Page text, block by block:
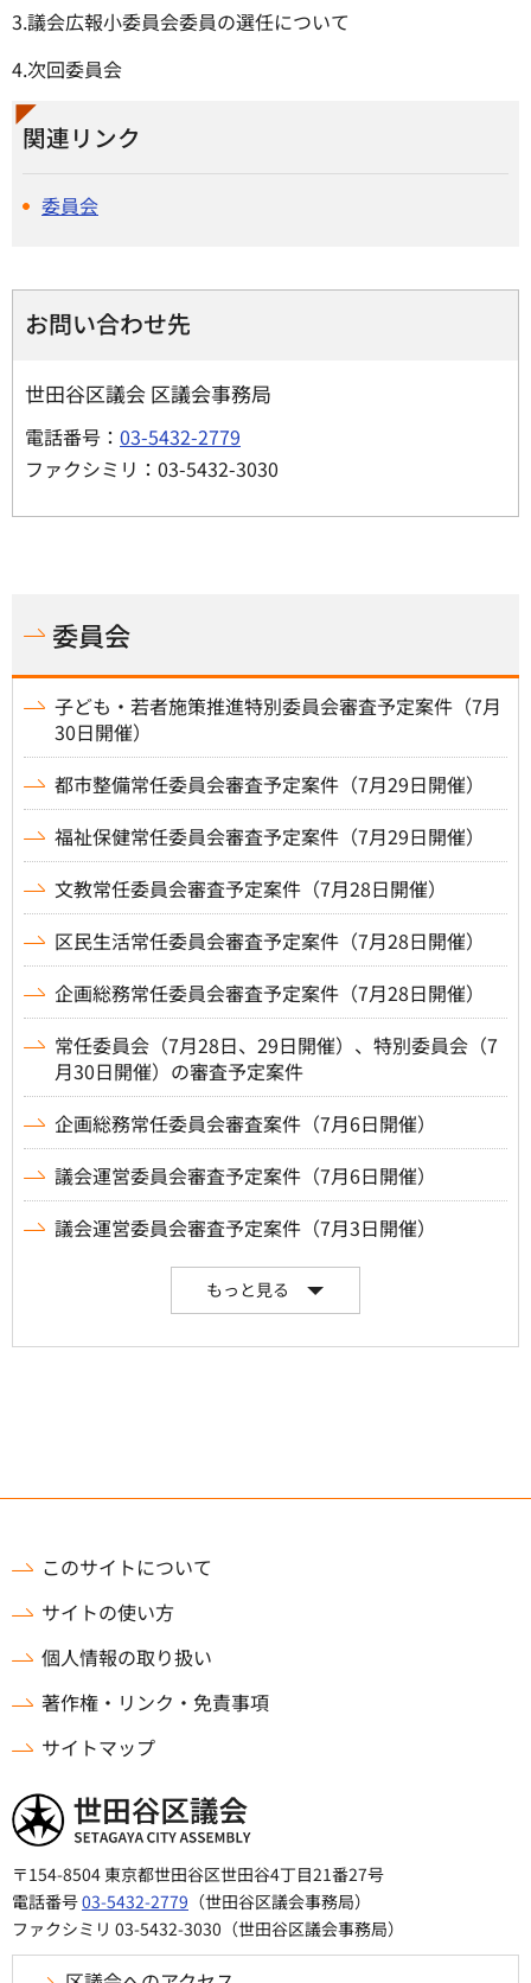
3.議会広報小委員会委員の選任について
4.次回委員会
関連リンク
委員会
お問い合わせ先
世田谷区議会 区議会事務局
電話番号： 03-5432-2779
ファクシミリ：03-5432-3030
委員会
子ども・若者施策推進特別委員会審査予定案件（7月
30日開催）
都市整備常任委員会審査予定案件（7月29日開催）
福祉保健常任委員会審査予定案件（7月29日開催）
文教常任委員会審査予定案件（7月28日開催）
区民生活常任委員会審査予定案件（7月28日開催）
企画総務常任委員会審査予定案件（7月28日開催）
常任委員会（7月28日、29日開催）、特別委員会（7
月30日開催）の審査予定案件
企画総務常任委員会審査案件（7月6日開催）
議会運営委員会審査予定案件（7月6日開催）
議会運営委員会審査予定案件（7月3日開催）
もっと見る
このサイトについて
サイトの使い方
個人情報の取り扱い
著作権・リンク・免責事項
サイトマップ
世田谷区議会
〒154-8504 東京都世田谷区世田谷4丁目21番27号
電話番号03-5432-2779 （世田谷区議会事務局）
ファクシミリ 03-5432-3030（世田谷区議会事務局）